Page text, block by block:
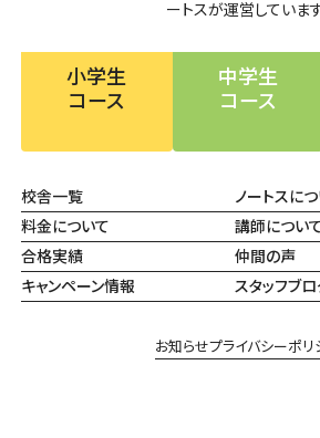
ートスが運営しています
小学生
コース
中学生
コース
校舎一覧
ノートスに
料金について
講師につい
合格実績
仲間の声
キャンペーン情報
スタッフブ
お知らせプライバシーポリ